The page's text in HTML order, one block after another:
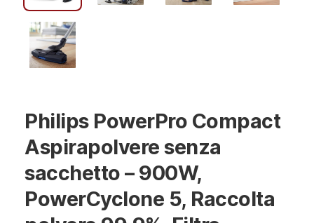
Philips PowerPro Compact
Aspirapolvere senza
sacchetto – 900W,
PowerCyclone 5, Raccolta